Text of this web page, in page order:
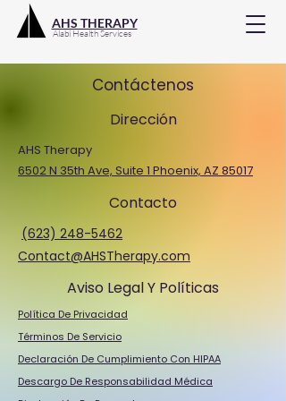
AHS THERAPY
Alabi Health Services
Contáctenos
Dirección
AHS Therapy
6502 N 35th Ave, Suite 1 Phoenix, AZ 85017
Contacto
(623) 248-5462
Contact@AHSTherapy.com
Aviso Legal Y Políticas
Política De Privacidad
Términos De Servicio
Declaración De Cumplimiento Con HIPAA
Descargo De Responsabilidad Médica